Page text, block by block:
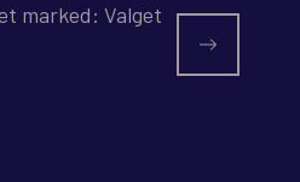
marked: Valget